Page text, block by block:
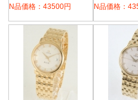
N品価格：43500円
N品価格：